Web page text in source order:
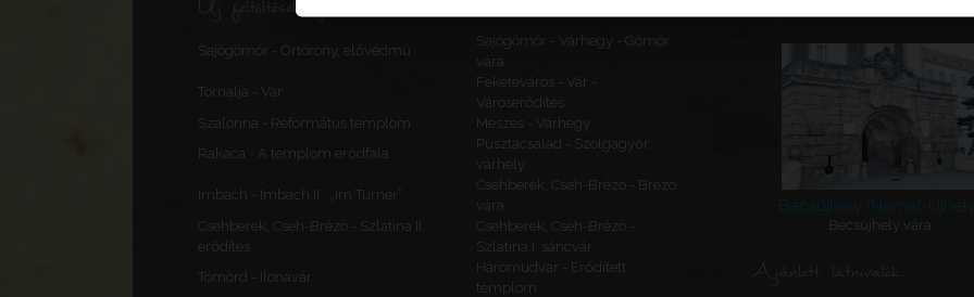
Új feltöltések, frissítések
Sajógömör - Őrtorony, elővédmű
Sajógömör - Várhegy - Gömör
vára
Tornalja - Vár
Feketeváros - Vár -
Városerődítés
Szalonna - Református templom
Meszes - Várhegy
Rakaca - A templom erődfala
Pusztacsalád - Szolgagyőr,
várhely
Imbach - Imbach II., „Im Turner”
Csehberek, Cseh-Brézó - Brezó
vára
Csehberek, Cseh-Brézó - Szlatina II.
erődítés
Csehberek, Cseh-Brézó -
Szlatina I. sáncvár
Tömörd - Ilonavár
Háromudvar - Erődített
templom
Bécsújhely (Német-
Bécsújhely vára
Ajánlott látnivalók